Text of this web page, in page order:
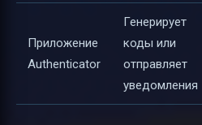
Приложение
Authenticator
Генерирует
коды или
отправляет
уведомления